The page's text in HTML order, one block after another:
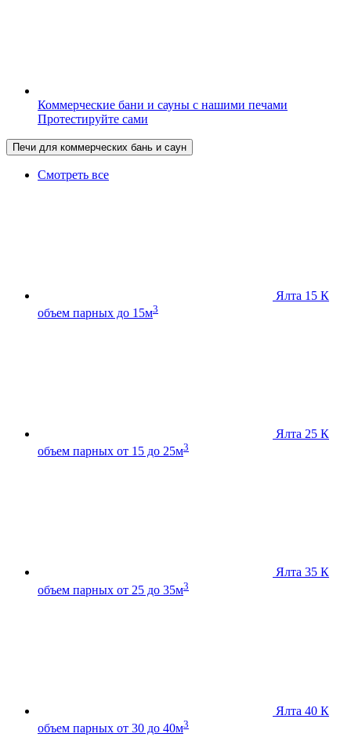
Коммерческие бани и сауны с нашими печами
Протестируйте сами
Печи для коммерческих бань и саун
Смотреть все
Ялта 15 К
объем парных до 15м3
Ялта 25 К
объем парных от 15 до 25м3
Ялта 35 К
объем парных от 25 до 35м3
Ялта 40 К
объем парных от 30 до 40м3